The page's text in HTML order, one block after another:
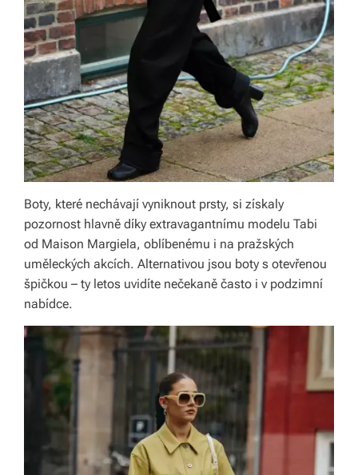
Boty, které nechávají vyniknout prsty, si získaly
pozornost hlavně díky extravagantnímu modelu Tabi
od Maison Margiela, oblíbenému i na pražských
uměleckých akcích. Alternativou jsou boty s otevřenou
špičkou – ty letos uvidíte nečekaně často i v podzimní
nabídce.